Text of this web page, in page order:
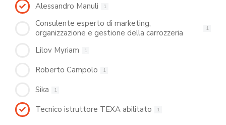
Alessandro Manuli 1
Consulente esperto di marketing,
organizzazione e gestione della carrozzeria
1
Lilov Myriam 1
Roberto Campolo 1
Sika 1
Tecnico istruttore TEXA abilitato 1